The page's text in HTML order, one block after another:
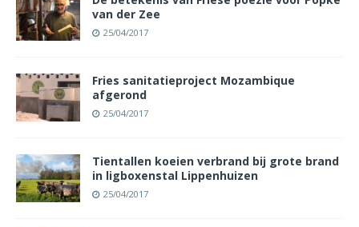
van der Zee
25/04/2017
Fries sanitatieproject Mozambique
afgerond
25/04/2017
Tientallen koeien verbrand bij grote brand
in ligboxenstal Lippenhuizen
25/04/2017